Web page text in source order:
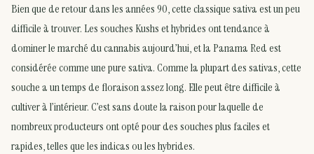
Bien que de retour dans les années 90, cette classique sativa est un peu
difficile à trouver. Les souches Kushs et hybrides ont tendance à
dominer le marché du cannabis aujourd’hui, et la Panama Red est
considérée comme une pure sativa. Comme la plupart des sativas, cette
souche a un temps de floraison assez long. Elle peut être difficile à
cultiver à l’intérieur. C’est sans doute la raison pour laquelle de
nombreux producteurs ont opté pour des souches plus faciles et
rapides, telles que les indicas ou les hybrides.